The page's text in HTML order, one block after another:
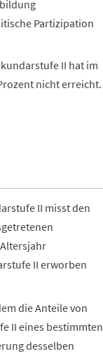
Partizipation
II hat im
nicht erreicht.
II misst den
II erworben
die Anteile von
II eines bestimmten
desselben